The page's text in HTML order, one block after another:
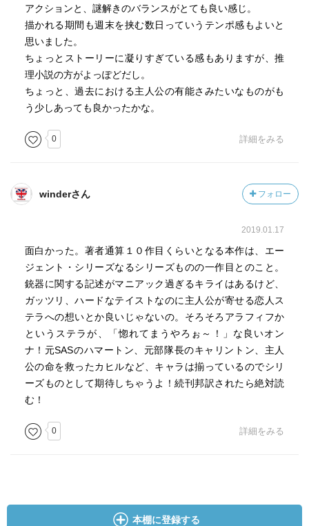
アクションと、謎解きのバランスがとても良い感じ。
描かれる期間も週末を挟む数日っていうテンポ感もよいと
思いました。
ちょっとストーリーに凝りすぎている感もありますが、推
理小説の方がよっぽどだし。
ちょっと、過去における主人公の有能さみたいなものがも
う少しあっても良かったかな。
0 詳細をみる
winderさん フォロー
2019.01.17
面白かった。著者通算１０作目くらいとなる本作は、エー
ジェント・シリーズなるシリーズものの一作目とのこと。
銃器に関する記述がマニアック過ぎるキライはあるけど、
ガッツリ、ハードなテイストなのに主人公が寄せる恋人ス
テラへの想いとか良いじゃないの。そろそろアラフィフか
というステラが、「惚れてまうやろぉ～！」な良いオン
ナ！元SASのハマートン、元部隊長のキャリントン、主人
公の命を救ったカヒルなど、キャラは揃っているのでシリ
ーズものとして期待しちゃうよ！続刊邦訳されたら絶対読
む！
0 詳細をみる
本棚に登録する